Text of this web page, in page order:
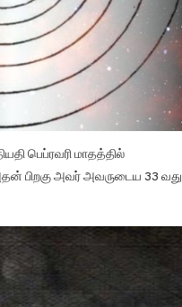
பெப்ரவரி மாதத்தில்
பிறகு அவர் அவருடைய 33 வது